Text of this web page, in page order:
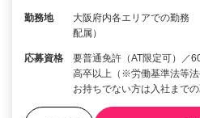
勤務地
大阪府内各エリアでの勤務
配属）
応募資格
要普通免許（AT限定可）／
高卒以上（※労働基準法等
お持ちでない方は入社までの